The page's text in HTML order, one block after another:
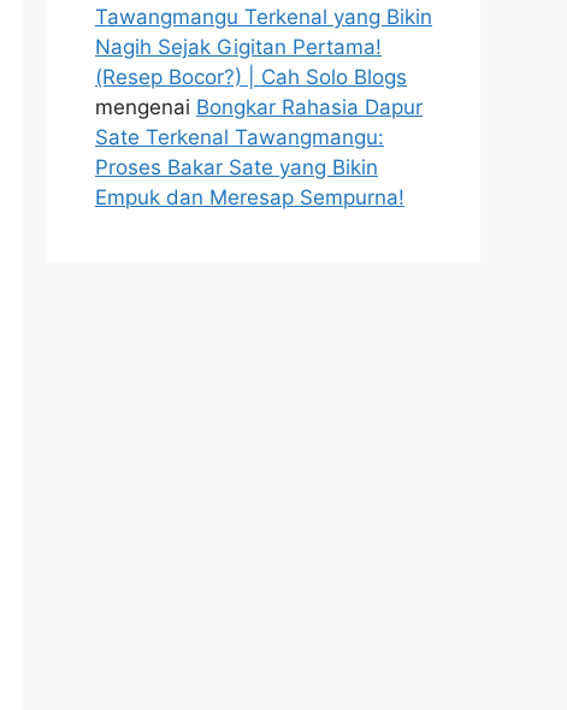
Tawangmangu Terkenal yang Bikin
Nagih Sejak Gigitan Pertama!
(Resep Bocor?) | Cah Solo Blogs
mengenai Bongkar Rahasia Dapur
Sate Terkenal Tawangmangu:
Proses Bakar Sate yang Bikin
Empuk dan Meresap Sempurna!